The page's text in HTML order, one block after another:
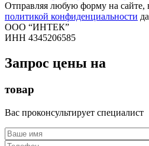
Отправляя любую форму на сайте,
политикой конфиденциальности
ООО “ИНТЕК”
ИНН 4345206585
Запрос цены на
товар
Вас проконсультирует специалист